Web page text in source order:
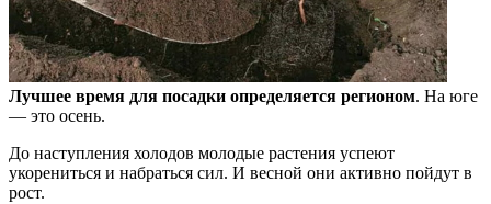
Лучшее время для посадки определяется регионом. На юге
— это осень.
До наступления холодов молодые растения успеют
укорениться и набраться сил. И весной они активно пойдут в
рост.